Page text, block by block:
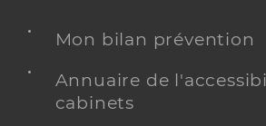
Mon bilan prévention
Annuaire de
cabinets